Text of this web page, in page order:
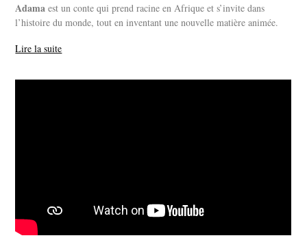
Adama est un conte qui prend racine en Afrique et s’invite dans
l’histoire du monde, tout en inventant une nouvelle matière animée.
Lire la suite